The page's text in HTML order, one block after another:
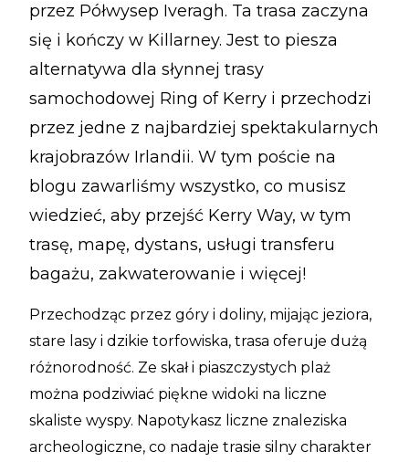
przez Półwysep Iveragh. Ta trasa zaczyna
się i kończy w Killarney. Jest to piesza
alternatywa dla słynnej trasy
samochodowej Ring of Kerry i przechodzi
przez jedne z najbardziej spektakularnych
krajobrazów Irlandii. W tym poście na
blogu zawarliśmy wszystko, co musisz
wiedzieć, aby przejść Kerry Way, w tym
trasę, mapę, dystans, usługi transferu
bagażu, zakwaterowanie i więcej!
Przechodząc przez góry i doliny, mijając jeziora,
stare lasy i dzikie torfowiska, trasa oferuje dużą
różnorodność. Ze skał i piaszczystych plaż
można podziwiać piękne widoki na liczne
skaliste wyspy. Napotykasz liczne znaleziska
archeologiczne, co nadaje trasie silny charakter